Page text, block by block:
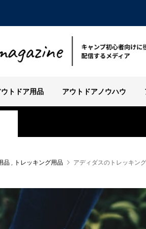
トドア用品 アウトドアノウハウ
品 , トレッキング用品 アディダスのトレッキン